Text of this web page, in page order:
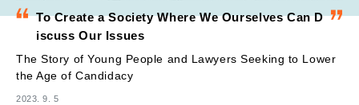
To Create a Society Where We Ourselves Can D
iscuss Our Issues
The Story of Young People and Lawyers Seeking to Lower
the Age of Candidacy
2023. 9. 5